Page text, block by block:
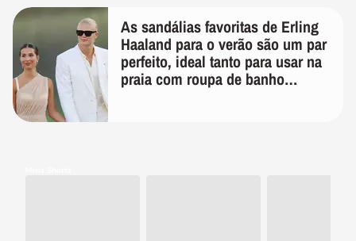
As sandálias favoritas de Erling
Haaland para o verão são um par
perfeito, ideal tanto para usar na
praia com roupa de banho